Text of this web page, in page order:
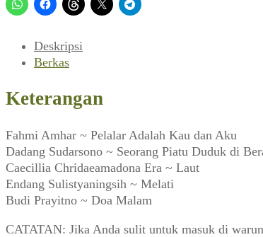
Anak
1983)
Deskripsi
Berkas
Keterangan
Fahmi Amhar ~ Pelalar Adalah Kau dan Aku
Dadang Sudarsono ~ Seorang Piatu Duduk di
Caecillia Chridaeamadona Era ~ Laut
Endang Sulistyaningsih ~ Melati
Budi Prayitno ~ Doa Malam
CATATAN: Jika Anda sulit untuk masuk di